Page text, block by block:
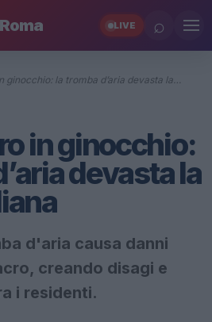
LIVE ⌕
ginocchio: la tromba d’aria devasta la…
in ginocchio:
devasta la
d'aria causa danni
creando disagi e
i residenti.